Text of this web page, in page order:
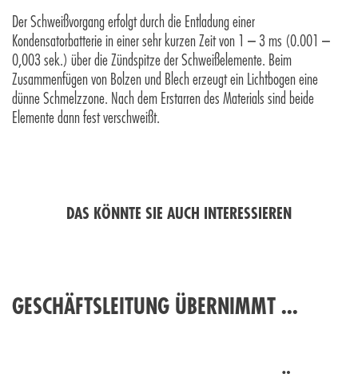
Der Schweißvorgang erfolgt durch die Entladung einer
Kondensatorbatterie in einer sehr kurzen Zeit von 1 – 3 ms (0.001 –
0,003 sek.) über die Zündspitze der Schweißelemente. Beim
Zusammenfügen von Bolzen und Blech erzeugt ein Lichtbogen eine
dünne Schmelzzone. Nach dem Erstarren des Materials sind beide
Elemente dann fest verschweißt.
DAS KÖNNTE SIE AUCH INTERESSIEREN
GESCHÄFTSLEITUNG ÜBERNIMMT ...